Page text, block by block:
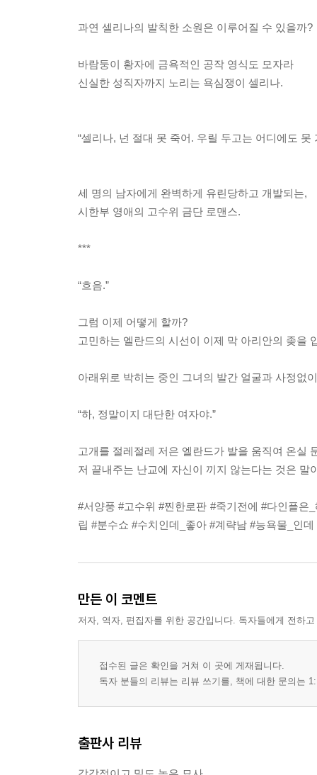
과연 셀리나의 발칙한 소원은 이루어질 수 있을까?
바람둥이 황자에 금욕적인 공작 영식도 모자라
신실한 성직자까지 노리는 욕심쟁이 셀리나.
“셀리나, 넌 절대 못 죽어. 우릴 두고는 어디에도 못
세 명의 남자에게 완벽하게 유린당하고 개발되는,
시한부 영애의 고수위 금단 로맨스.
***
“흐음.”
그럼 이제 어떻게 할까?
고민하는 엘란드의 시선이 이제 막 아리안의 좆을
아래위로 박히는 중인 그녀의 발간 얼굴과 사정없
“하, 정말이지 대단한 여자야.”
고개를 절레절레 저은 엘란드가 발을 움직여 온실
저 끝내주는 난교에 자신이 끼지 않는다는 것은 말
#서양풍 #고수위 #찐한로판 #죽기전에 #다인플은
립 #분수쇼 #수치인데_좋아 #계략남 #능욕물_인
만든 이 코멘트
저자, 역자, 편집자를 위한 공간입니다. 독자들에게 전하
접수된 글은 확인을 거쳐 이 곳에 게재됩니다.
독자 분들의 리뷰는 리뷰 쓰기를, 책에 대한 문의는
출판사 리뷰